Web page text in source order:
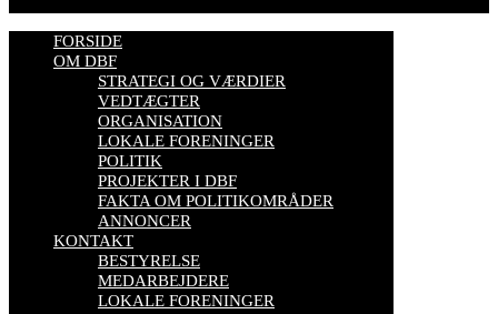
FORSIDE
OM DBF
STRATEGI OG VÆRDIER
VEDTÆGTER
ORGANISATION
LOKALE FORENINGER
POLITIK
PROJEKTER I DBF
FAKTA OM POLITIKOMRÅDER
ANNONCER
KONTAKT
BESTYRELSE
MEDARBEJDERE
LOKALE FORENINGER